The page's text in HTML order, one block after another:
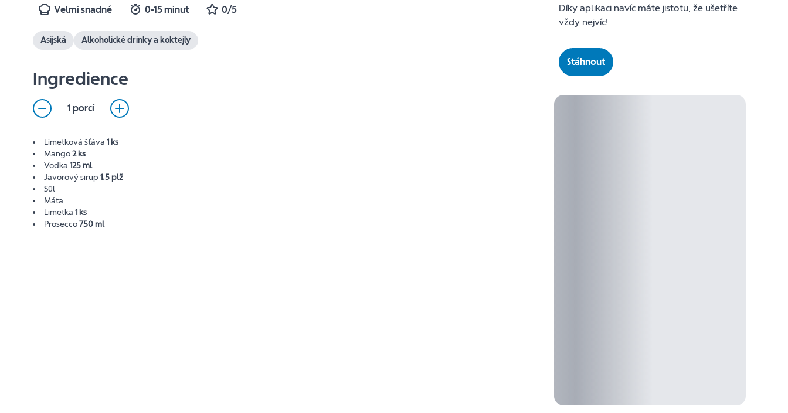
Velmi snadné 0-15 minut 0/5
Asijská Alkoholické drinky a koktejly
Ingredience
1 porcí
Limetková šťáva1 ks
Mango2 ks
Vodka125 ml
Javorový sirup1,5 plž
Sůl
Máta
Limetka1 ks
Prosecco750 ml
Díky aplikaci navíc máte jistotu, že ušetříte
vždy nejvíc!
Stáhnout